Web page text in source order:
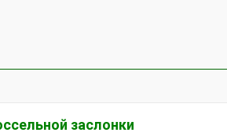
заслонки